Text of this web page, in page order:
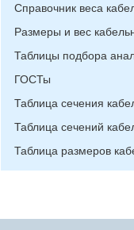
Справочник веса
Размеры и вес
Таблицы подбора
ГОСТы
Таблица сечения
Таблица сечений
Таблица размеров